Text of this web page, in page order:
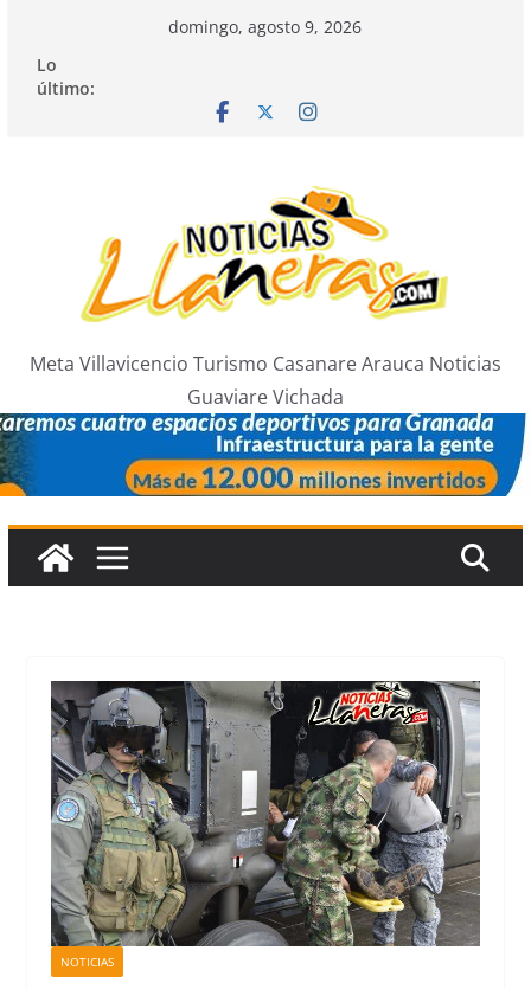
contenido
domingo, agosto 9, 2026
Lo
último:
Meta Villavicencio Turismo Casanare Arauca Noticias
Guaviare Vichada
NOTICIAS